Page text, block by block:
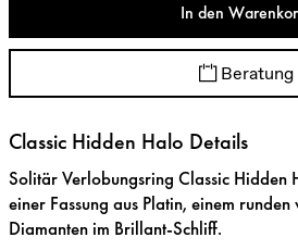
In den
Beratung
Classic Hidden Halo Details
Solitär Verlobungsring Classic Hidden
einer Fassung aus Platin, einem
Diamanten im Brillant-Schliff.